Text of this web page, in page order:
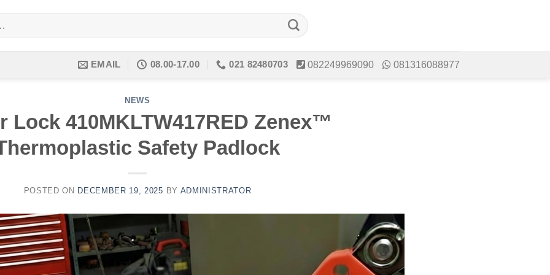
EMAIL 08.00-17.00 021 82480703 082249969090 081316088977
NEWS
Lock 410MKLTW417RED Zenex™
Safety Padlock
POSTED ON DECEMBER 19, 2025 BY ADMINISTRATOR